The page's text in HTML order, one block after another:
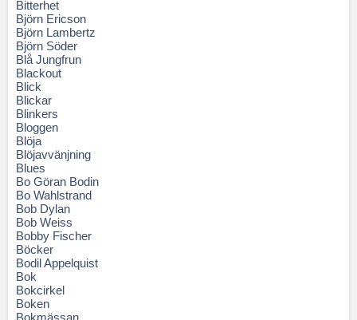
Bitterhet
Björn Ericson
Björn Lambertz
Björn Söder
Blå Jungfrun
Blackout
Blick
Blickar
Blinkers
Bloggen
Blöja
Blöjavvänjning
Blues
Bo Göran Bodin
Bo Wahlstrand
Bob Dylan
Bob Weiss
Bobby Fischer
Böcker
Bodil Appelquist
Bok
Bokcirkel
Boken
Bokmässan